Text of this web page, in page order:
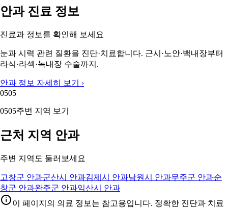
안과 진료 정보
진료과 정보를 확인해 보세요
눈과 시력 관련 질환을 진단·치료합니다. 근시·노안·백내장부터
라식·라섹·녹내장 수술까지.
안과 정보 자세히 보기 ›
0505
0505주변 지역 보기
근처 지역 안과
주변 지역도 둘러보세요
고창군 안과군산시 안과김제시 안과남원시 안과무주군 안과순
창군 안과완주군 안과익산시 안과
이 페이지의 의료 정보는 참고용입니다. 정확한 진단과 치료